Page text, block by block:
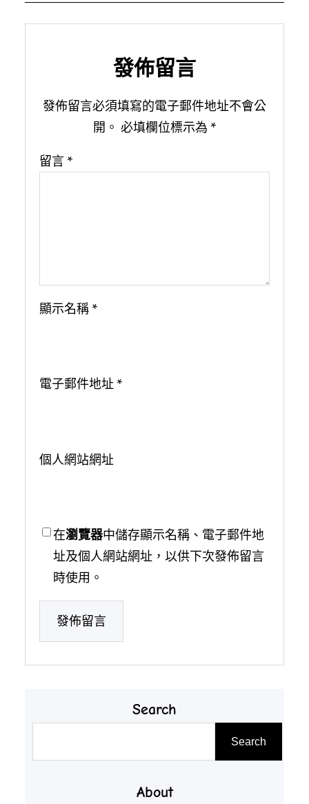
發佈留言
發佈留言必須填寫的電子郵件地址不會公
開。 必填欄位標示為 *
留言 *
顯示名稱 *
電子郵件地址 *
個人網站網址
在瀏覽器中儲存顯示名稱、電子郵件地
址及個人網站網址，以供下次發佈留言
時使用。
Search
Search
About